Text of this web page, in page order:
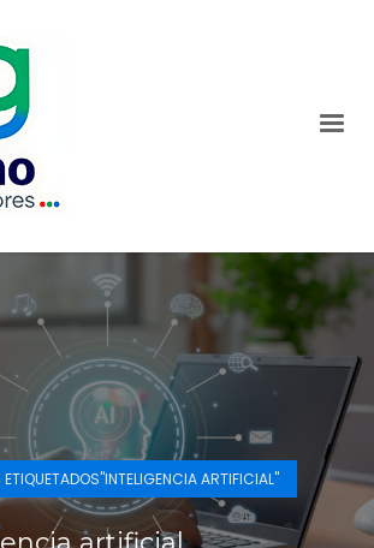
ETIQUETADOS"INTELIGENCIA ARTIFICIAL"